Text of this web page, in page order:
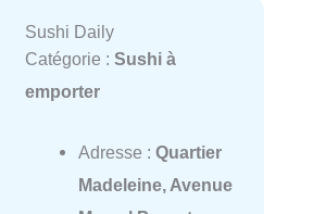
Sushi Daily
Catégorie : Sushi à
emporter
Adresse : Quartier
Madeleine, Avenue